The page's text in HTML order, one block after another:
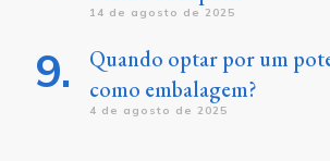
14 de agosto de 2025
Quando optar por um
como embalagem?
4 de agosto de 2025